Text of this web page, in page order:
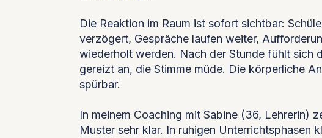
Die Reaktion im Raum ist sofort sichtbar:
verzögert, Gespräche laufen weiter,
wiederholt werden. Nach der Stunde fühlt sich
gereizt an, die Stimme müde. Die körperliche
spürbar.
In meinem Coaching mit Sabine (36, Lehrerin)
Muster sehr klar. In ruhigen Unterrichtsphasen